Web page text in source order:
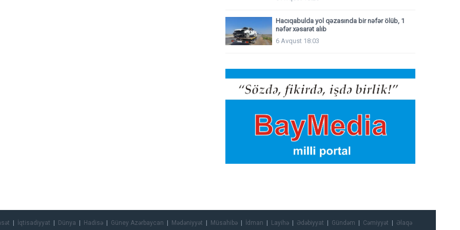
Hacıqabulda yol qəzasında bir nəfər ölüb, 1
nəfər xəsarət alıb
6 Avqust 18:03
İqtisadiyyat Dünya Hadisə Güney Azərbaycan Mədəniyyət Müsahibə İdman Layihə Ədəbiyyat Gündəm Cəmiyyət Əlaqə